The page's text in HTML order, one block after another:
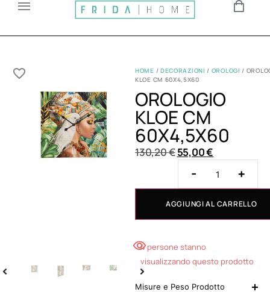
HOME / DECORAZIONI / OROLOGI /
KLOE CM 60X4,5X60
OROLOGIO
KLOE CM
60X4,5X60
130,20€55,00€
- +
AGGIUNGI AL CARRELLO
4 persone stanno
visualizzando questo prodotto
Misure e Peso Prodotto